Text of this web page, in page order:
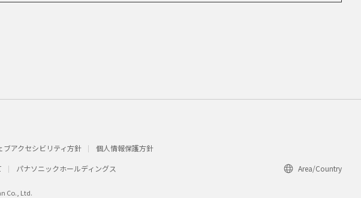
ブアクセシビリティ方針
個人情報保護方針
パナソニックホールディングス Area/Country
Co., Ltd.